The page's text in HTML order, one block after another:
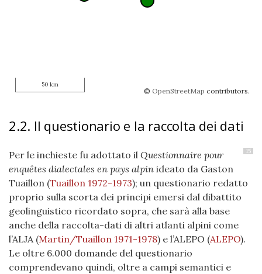
© OpenStreetMap contributors.
50 km
2.2. Il questionario e la raccolta dei dati
15
Per le inchieste fu adottato il Questionnaire pour
enquêtes dialectales en pays alpin ideato da Gaston
Tuaillon (Tuaillon 1972-1973); un questionario redatto
proprio sulla scorta dei principi emersi dal dibattito
geolinguistico ricordato sopra, che sarà alla base
anche della raccolta-dati di altri atlanti alpini come
l’ALJA (Martin/Tuaillon 1971-1978) e l’ALEPO (ALEPO).
Le oltre 6.000 domande del questionario
comprendevano quindi, oltre a campi semantici e